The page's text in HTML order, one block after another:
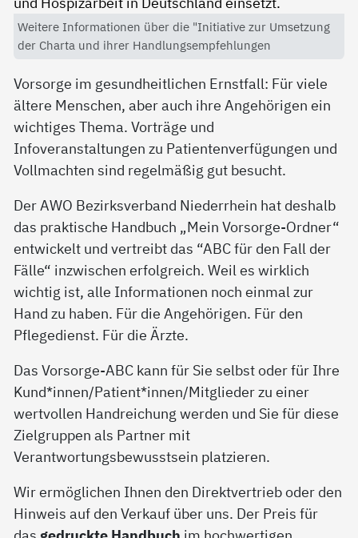
Weitere Informationen über die "Initiative zur Umsetzung
der Charta und ihrer Handlungsempfehlungen
Vorsorge im gesundheitlichen Ernstfall: Für viele
ältere Menschen, aber auch ihre Angehörigen ein
wichtiges Thema. Vorträge und
Infoveranstaltungen zu Patientenverfügungen und
Vollmachten sind regelmäßig gut besucht.
Der AWO Bezirksverband Niederrhein hat deshalb
das praktische Handbuch „Mein Vorsorge-Ordner“
entwickelt und vertreibt das “ABC für den Fall der
Fälle“ inzwischen erfolgreich. Weil es wirklich
wichtig ist, alle Informationen noch einmal zur
Hand zu haben. Für die Angehörigen. Für den
Pflegedienst. Für die Ärzte.
Das Vorsorge-ABC kann für Sie selbst oder für Ihre
Kund*innen/Patient*innen/Mitglieder zu einer
wertvollen Handreichung werden und Sie für diese
Zielgruppen als Partner mit
Verantwortungsbewusstsein platzieren.
Wir ermöglichen Ihnen den Direktvertrieb oder den
Hinweis auf den Verkauf über uns. Der Preis für